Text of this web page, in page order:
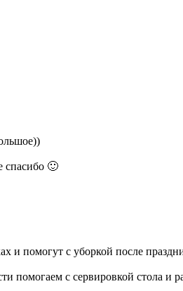
спасибо 🙂
и помогут с уборкой после
помогаем с сервировкой стола и